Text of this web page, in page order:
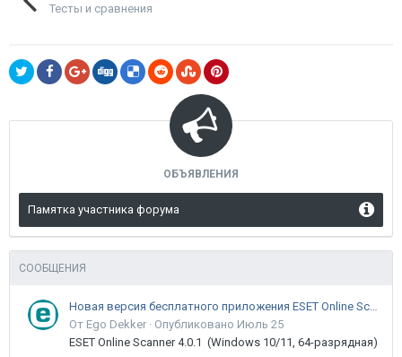
Тесты и сравнения
ОБЪЯВЛЕНИЯ
Памятка участника форума
СООБЩЕНИЯ
Новая версия бесплатного приложения ESET Online Scanner доступна пользователям
От Ego Dekker · Опубликовано Июль 25
ESET Online Scanner 4.0.1 (Windows 10/11, 64-разрядная)